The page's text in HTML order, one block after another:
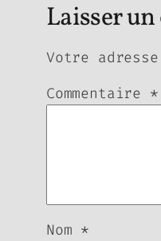
Laisser
Votre
Commentaire *
Nom *